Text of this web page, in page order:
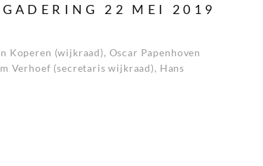
22 MEI 2019
Koperen (wijkraad), Oscar Papenhoven
Verhoef (secretaris wijkraad), Hans